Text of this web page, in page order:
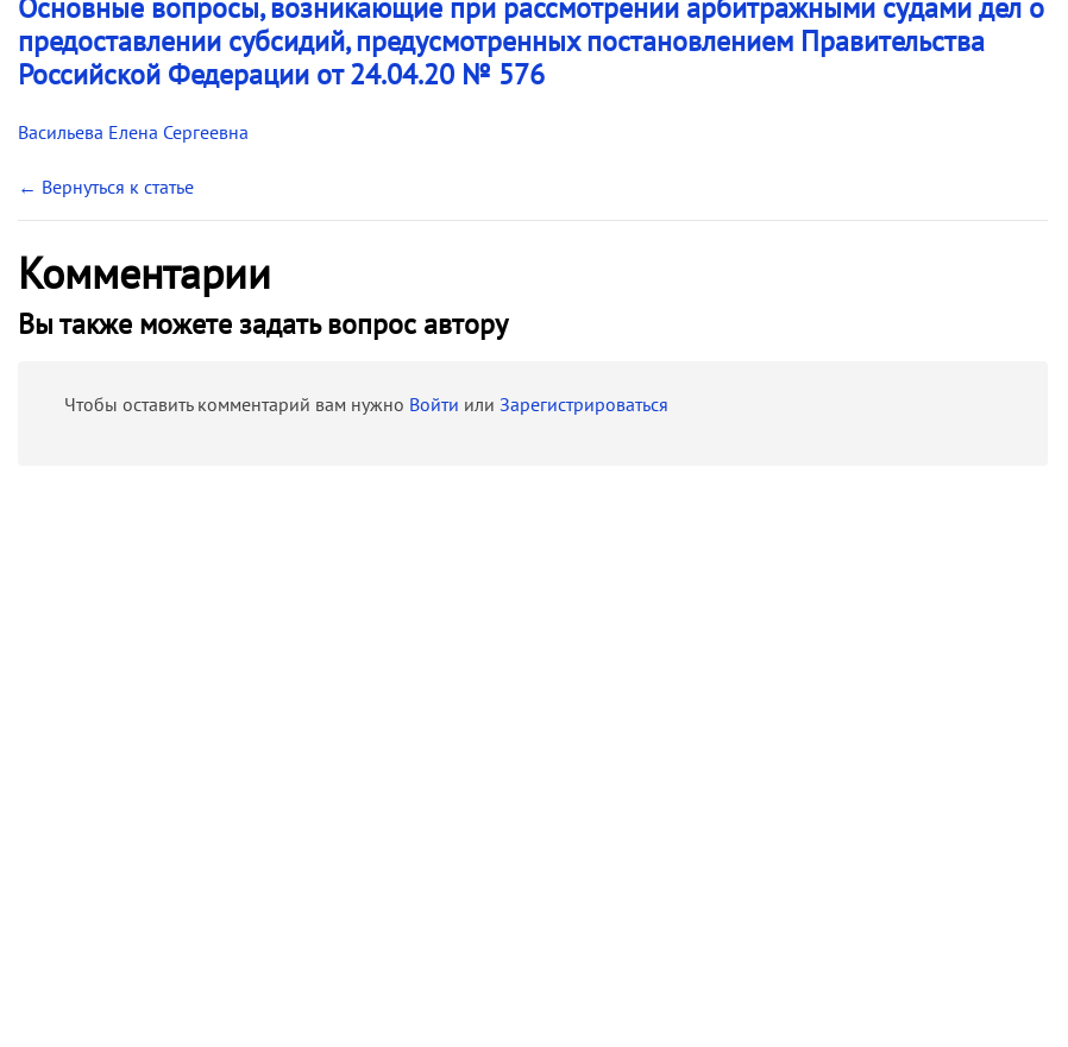
Основные вопросы, возникающие при рассмотрении арбитражными судами дел о
предоставлении субсидий, предусмотренных постановлением Правительства
Российской Федерации от 24.04.20 № 576
Васильева Елена Сергеевна
← Вернуться к статье
Комментарии
Вы также можете задать вопрос автору
Чтобы оставить комментарий вам нужно Войти или Зарегистрироваться